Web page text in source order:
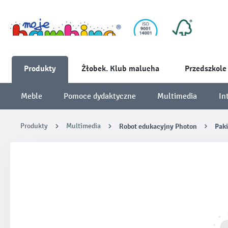
Produkty Żłobek. Klub malucha Przedszkole
Meble Pomoce dydaktyczne Multimedia
Produkty Multimedia Robot edukacyjny Photon